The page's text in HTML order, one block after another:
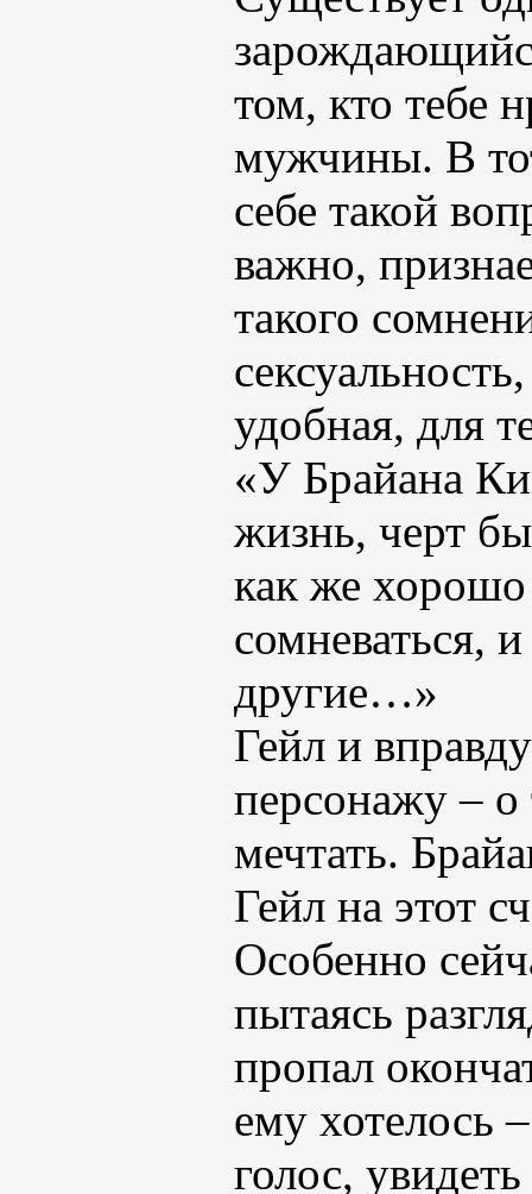
том, кто тебе
мужчины. В
себе такой
важно,
такого
удобная, для
«У Брайана
жизнь, черт
как же
сомневаться,
другие…»
Гейл и
персонажу – о
мечтать.
Гейл на этот
Особенно
пытаясь
пропал
ему хотелось
голос,